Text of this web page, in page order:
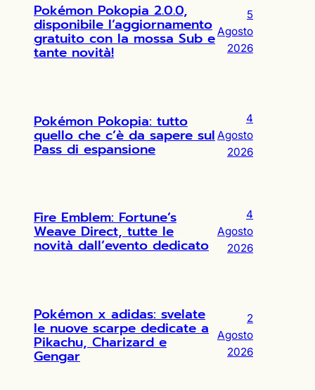
Pokémon Pokopia 2.0.0,
disponibile l’aggiornamento
gratuito con la mossa Sub e
tante novità!
5
Agosto
2026
Pokémon Pokopia: tutto
quello che c’è da sapere sul
Pass di espansione
4
Agosto
2026
Fire Emblem: Fortune’s
Weave Direct, tutte le
novità dall’evento dedicato
4
Agosto
2026
Pokémon x adidas: svelate
le nuove scarpe dedicate a
Pikachu, Charizard e
Gengar
2
Agosto
2026